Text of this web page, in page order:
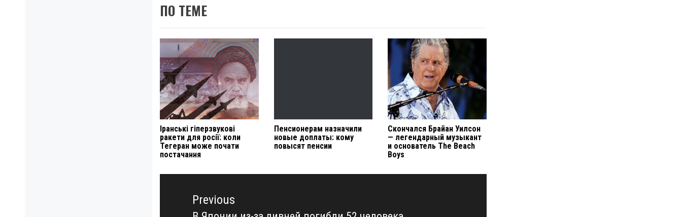
ПО ТЕМЕ
Іранські гіперзвукові
ракети для росії: коли
Тегеран може почати
постачання
Пенсионерам назначили
новые доплаты: кому
повысят пенсии
Скончался Брайан Уилсон
— легендарный музыкант
и основатель The Beach
Boys
Навигация
записямPrevious